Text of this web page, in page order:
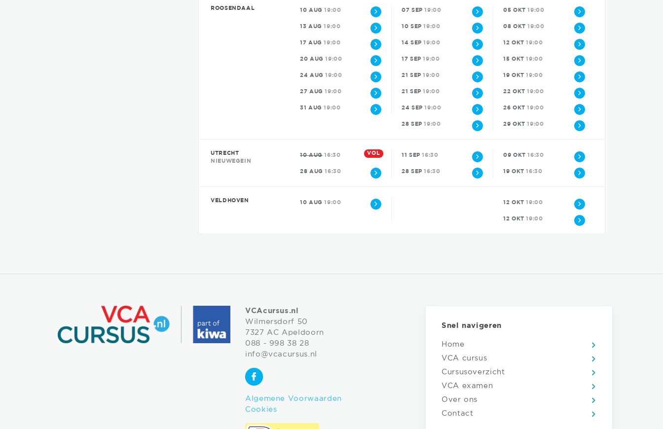
ROOSENDAAL 10 AUG 19:00
13 AUG 19:00
17 AUG 19:00
20 AUG 19:00
24 AUG 19:00
27 AUG 19:00
31 AUG 19:00
07 SEP 19:00
10 SEP 19:00
14 SEP 19:00
17 SEP 19:00
21 SEP 19:00
21 SEP 19:00
24 SEP 19:00
28 SEP 19:00
05 OKT 19:00
08 OKT 19:00
12 OKT 19:00
15 OKT 19:00
19 OKT 19:00
22 OKT 19:00
26 OKT 19:00
29 OKT 19:00
UTRECHT
NIEUWEGEIN
10 AUG 16:30 VOL
28 AUG 16:30
11 SEP 16:30
28 SEP 16:30
09 OKT 16:30
19 OKT 16:30
VELDHOVEN 10 AUG 19:00 12 OKT 19:00
12 OKT 19:00
VCAcursus.nl
Wilmersdorf 50
7327 AC Apeldoorn
088 - 998 38 28
info@vcacursus.nl
Algemene Voorwaarden
Cookies
Snel navigeren
Home
VCA cursus
Cursusoverzicht
VCA examen
Over ons
Contact